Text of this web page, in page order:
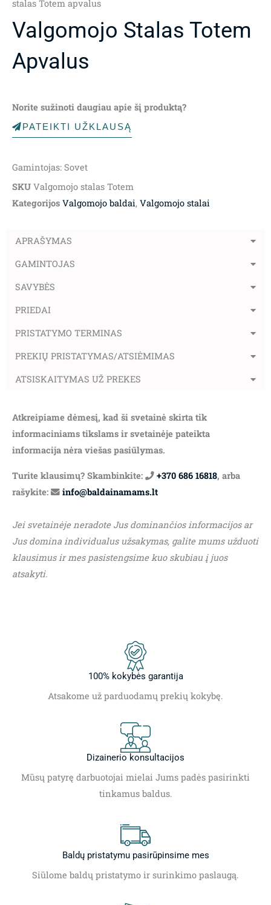
stalas Totem apvalus
Valgomojo Stalas Totem
Apvalus
Norite sužinoti daugiau apie šį produktą?
PATEIKTI UŽKLAUSĄ
Gamintojas: Sovet
SKU Valgomojo stalas Totem
Kategorijos Valgomojo baldai, Valgomojo stalai
APRAŠYMAS
GAMINTOJAS
SAVYBĖS
PRIEDAI
PRISTATYMO TERMINAS
PREKIŲ PRISTATYMAS/ATSIĖMIMAS
ATSISKAITYMAS UŽ PREKES
Atkreipiame dėmesį, kad ši svetainė skirta tik
informaciniams tikslams ir svetainėje pateikta
informacija nėra viešas pasiūlymas.
Turite klausimų? Skambinkite: +370 686 16818, arba
rašykite:
info@baldainamams.lt
Jei svetainėje neradote Jus dominančios informacijos ar
Jus domina individualus užsakymas, galite mums užduoti
klausimus ir mes pasistengsime kuo skubiau į juos
atsakyti.
100% kokybės garantija
Atsakome už parduodamų prekių kokybę.
Dizainerio konsultacijos
Mūsų patyrę darbuotojai mielai Jums padės pasirinkti
tinkamus baldus.
Baldų pristatymu pasirūpinsime mes
Siūlome baldų pristatymo ir surinkimo paslaugą.